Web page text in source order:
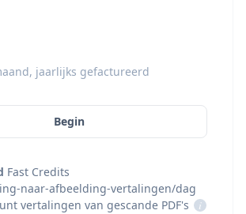
jaarlijks gefactureerd
Begin
Fast Credits
naar-afbeelding-vertalingen/dag
vertalingen van gescande PDF's
i